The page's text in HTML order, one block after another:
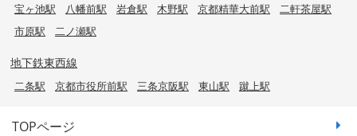
宝ヶ池駅 八幡前駅 岩倉駅 木野駅 京都精華大前駅
二軒茶屋駅
市原駅
二ノ瀬駅
地下鉄東西線
二条駅 京都市役所前駅 三条京阪駅 東山駅 蹴上駅
TOPページ